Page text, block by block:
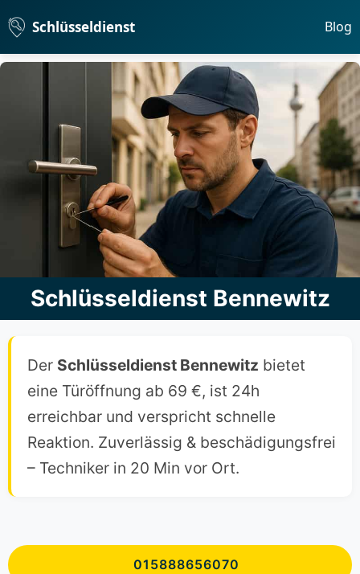
Schlüsseldienst Blog
Schlüsseldienst Bennewitz
Der Schlüsseldienst Bennewitz bietet
eine Türöffnung ab 69 €, ist 24h
erreichbar und verspricht schnelle
Reaktion. Zuverlässig & beschädigungsfrei
– Techniker in 20 Min vor Ort.
015888656070